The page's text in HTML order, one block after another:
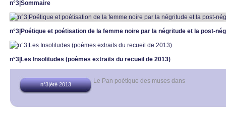
n°3|Sommaire
n°3|Poétique et poétisation de la femme noire par la négritude et la post-
n°3|Les Insolitudes (poèmes extraits du recueil de 2013)
Le Pan poétique des muses dans
n°3|été 2013